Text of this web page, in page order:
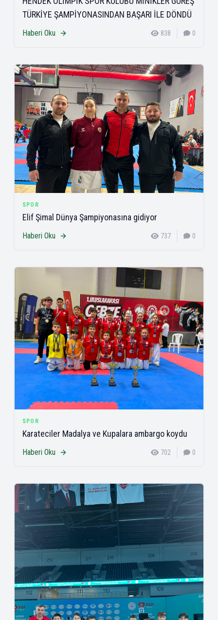
TÜRKİYE ŞAMPİYONASINDAN BAŞARI İLE DÖNDÜ
Haberi Oku 838 0
SPOR
Elif Şimal Dünya Şampiyonasına gidiyor
Haberi Oku 737 0
SPOR
Karateciler Madalya ve Kupalara ambargo koydu
Haberi Oku 702 0